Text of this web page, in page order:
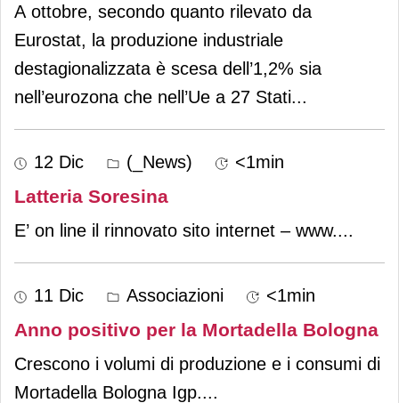
A ottobre, secondo quanto rilevato da
Eurostat, la produzione industriale
destagionalizzata è scesa dell’1,2% sia
nell’eurozona che nell’Ue a 27 Stati...
12 Dic (_News) <1min
Latteria Soresina
E’ on line il rinnovato sito internet – www....
11 Dic Associazioni <1min
Anno positivo per la Mortadella Bologna
Crescono i volumi di produzione e i consumi di
Mortadella Bologna Igp....